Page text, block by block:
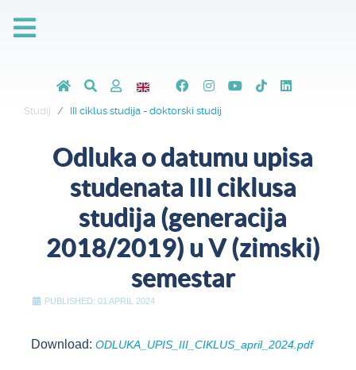
Studij III ciklus studija - doktorski studij
Odluka o datumu upisa
studenata III ciklusa
studija (generacija
2018/2019) u V (zimski)
semestar
PUBLISHED: 01 APRIL 2024
Download: ODLUKA_UPIS_III_CIKLUS_april_2024.pdf